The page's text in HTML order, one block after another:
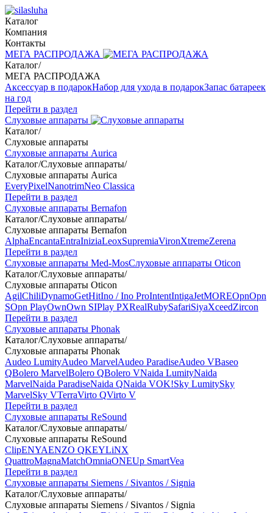
Каталог
Компания
Контакты
МЕГА РАСПРОДАЖА
Каталог/
МЕГА РАСПРОДАЖА
Аксессуар в подарокНабор для ухода в подарокЗапас батареек
на год
Перейти в раздел
Слуховые аппараты
Каталог/
Слуховые аппараты
Слуховые аппараты Aurica
Каталог/Слуховые аппараты/
Слуховые аппараты Aurica
EveryPixelNanotrimNeo Classica
Перейти в раздел
Слуховые аппараты Bernafon
Каталог/Слуховые аппараты/
Слуховые аппараты Bernafon
AlphaEncantaEntraIniziaLeoxSupremiaVironXtremeZerena
Перейти в раздел
Слуховые аппараты Med-MosСлуховые аппараты Oticon
Каталог/Слуховые аппараты/
Слуховые аппараты Oticon
AgilChiliDynamoGetHitIno / Ino ProIntentIntigaJetMOREOpnOpn
SOpn PlayOwnOwn SIPlay PXRealRubySafariSiyaXceedZircon
Перейти в раздел
Слуховые аппараты Phonak
Каталог/Слуховые аппараты/
Слуховые аппараты Phonak
Audeo LumityAudeo MarvelAudeo ParadiseAudeo VBaseo
QBolero MarvelBolero QBolero VNaida LumityNaida
MarvelNaida ParadiseNaida QNaida VOK!Sky LumitySky
MarvelSky VTerraVirto QVirto V
Перейти в раздел
Слуховые аппараты ReSound
Каталог/Слуховые аппараты/
Слуховые аппараты ReSound
ClipENYAENZO QKEYLiNX
QuattroMagnaMatchOmniaONEUp SmartVea
Перейти в раздел
Слуховые аппараты Siemens / Sivantos / Signia
Каталог/Слуховые аппараты/
Слуховые аппараты Siemens / Sivantos / Signia